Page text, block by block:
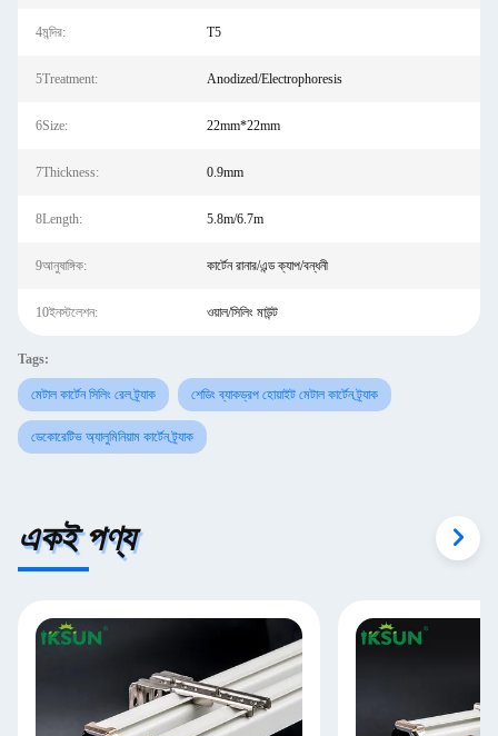
4মন্দির: T5
5Treatment: Anodized/Electrophoresis
6Size: 22mm*22mm
7Thickness: 0.9mm
8Length: 5.8m/6.7m
9আনুষাঙ্গিক: কার্টেন রানার/এন্ড ক্যাপ/বন্ধনী
10ইনস্টলেশন: ওয়াল/সিলিং মাউন্ট
Tags:
মেটাল কার্টেন সিলিং রেল ট্র্যাক শেডিং ব্যাকড্রপ হোয়াইট মেটাল কার্টেন ট্র্যাক
ডেকোরেটিভ অ্যালুমিনিয়াম কার্টেন ট্র্যাক
একই পণ্য